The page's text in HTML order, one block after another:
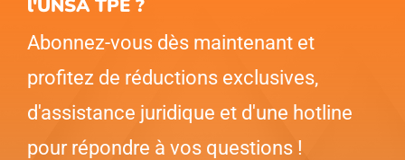
l'UNSA TPE ?
Abonnez-vous dès maintenant et
profitez de réductions exclusives,
d'assistance juridique et d'une hotline
pour répondre à vos questions !